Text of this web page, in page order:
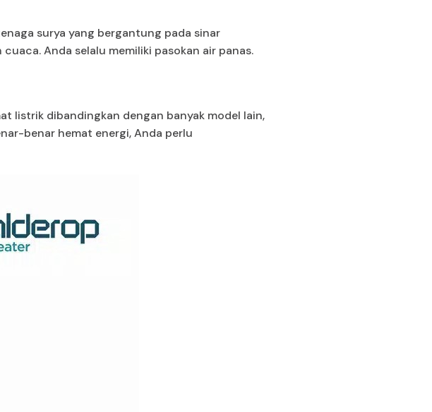
surya yang bergantung pada sinar
Anda selalu memiliki pasokan air panas.
listrik dibandingkan dengan banyak model lain,
benar hemat energi, Anda perlu